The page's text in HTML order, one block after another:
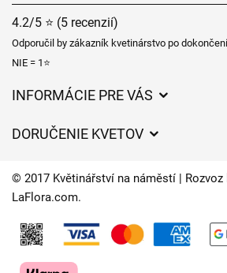
4.2/5 ⭐ (5 recenzií)
Odporučil by zákazník kvetinárstvo po dokončení
NIE = 1⭐
INFORMÁCIE PRE VÁS
Časy doručenia kvetov – prehľad
DORUČENIE KVETOV
Kam doručujeme kvety
Kontaktujte nás
© 2017 Květinářství na náměstí | Rozvoz
LaFlora.com.